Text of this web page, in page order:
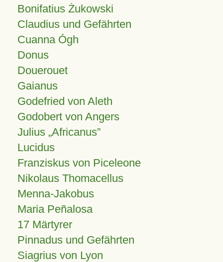
Bonifatius Żukowski
Claudius und Gefährten
Cuanna Ógh
Donus
Douerouet
Gaianus
Godefried von Aleth
Godobert von Angers
Julius Africanus
Lucidus
Franziskus von Piceleone
Nikolaus Thomacellus
Menna-Jakobus
Maria Peñalosa
17 Märtyrer
Pinnadus und Gefährten
Siagrius von Lyon